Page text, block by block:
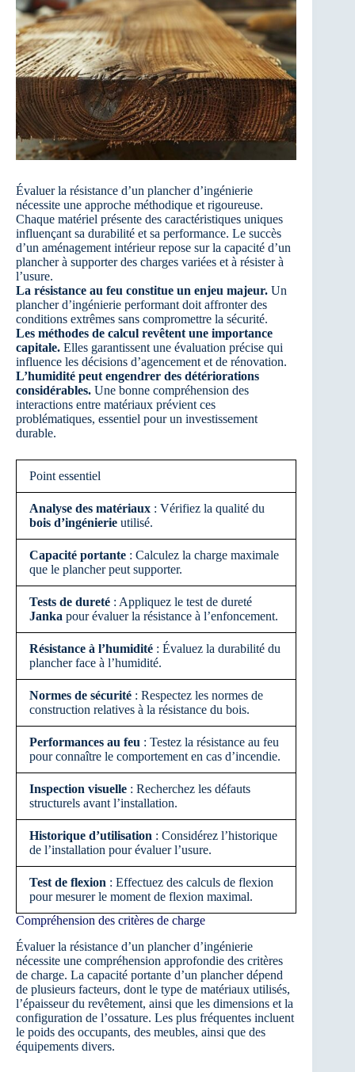
Évaluer la résistance d’un plancher d’ingénierie
nécessite une approche méthodique et rigoureuse.
Chaque matériel présente des caractéristiques uniques
influençant sa durabilité et sa performance. Le succès
d’un aménagement intérieur repose sur la capacité d’un
plancher à supporter des charges variées et à résister à
l’usure.
La résistance au feu constitue un enjeu majeur. Un
plancher d’ingénierie performant doit affronter des
conditions extrêmes sans compromettre la sécurité.
Les méthodes de calcul revêtent une importance
capitale. Elles garantissent une évaluation précise qui
influence les décisions d’agencement et de rénovation.
L’humidité peut engendrer des détériorations
considérables. Une bonne compréhension des
interactions entre matériaux prévient ces
problématiques, essentiel pour un investissement
durable.
Point essentiel
Analyse des matériaux : Vérifiez la qualité du
bois d’ingénierie utilisé.
Capacité portante : Calculez la charge maximale
que le plancher peut supporter.
Tests de dureté : Appliquez le test de dureté
Janka pour évaluer la résistance à l’enfoncement.
Résistance à l’humidité : Évaluez la durabilité du
plancher face à l’humidité.
Normes de sécurité : Respectez les normes de
construction relatives à la résistance du bois.
Performances au feu : Testez la résistance au feu
pour connaître le comportement en cas d’incendie.
Inspection visuelle : Recherchez les défauts
structurels avant l’installation.
Historique d’utilisation : Considérez l’historique
de l’installation pour évaluer l’usure.
Test de flexion : Effectuez des calculs de flexion
pour mesurer le moment de flexion maximal.
Compréhension des critères de charge
Évaluer la résistance d’un plancher d’ingénierie
nécessite une compréhension approfondie des critères
de charge. La capacité portante d’un plancher dépend
de plusieurs facteurs, dont le type de matériaux utilisés,
l’épaisseur du revêtement, ainsi que les dimensions et la
configuration de l’ossature. Les plus fréquentes incluent
le poids des occupants, des meubles, ainsi que des
équipements divers.